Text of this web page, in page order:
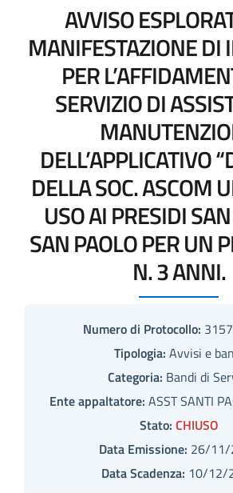
AVVISO
MANIFESTAZIONE DI
PER
SERVIZIO DI
DELL’APPLICATIVO
DELLA SOC. ASCOM
USO AI PRESIDI
SAN PAOLO PER UN
N. 3 ANNI.
Numero di Protocollo:
Tipologia: Avvisi e
Categoria: Bandi di
Ente appaltatore: ASST SANTI
Stato: CHIUSO
Data Emissione: 26/11/
Data Scadenza: 10/12/